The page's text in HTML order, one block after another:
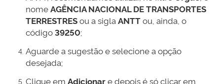
nomeAGÊNCIA NACIONAL DE TRANSPORTES
TERRESTRESou a siglaANTTou, ainda, o
código39250;
Aguarde a sugestão e selecione a opção
desejada;
Clique em Adicionare depois é só clicar em